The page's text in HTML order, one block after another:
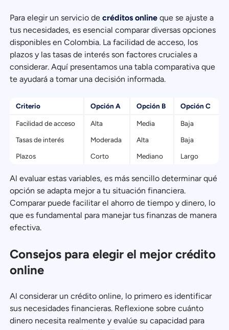
Para elegir un servicio decréditos online que se ajuste a
tus necesidades, es esencial comparar diversas opciones
disponibles en Colombia. La facilidad de acceso, los
plazos y las tasas de interés son factores cruciales a
considerar. Aquí presentamos una tabla comparativa que
te ayudará a tomar una decisión informada.
Criterio Opción A Opción B Opción C
Facilidad de acceso Alta Media
Baja
Tasas de interés
Moderada Alta
Baja
Plazos
Corto Mediano Largo
Al evaluar estas variables, es más sencillo determinar qué
opción se adapta mejor a tu situación financiera.
Comparar puede facilitar el ahorro de tiempo y dinero, lo
que es fundamental para manejar tus finanzas de manera
efectiva.
Consejos para elegir el mejor crédito
online
Al considerar un crédito online, lo primero es identificar
sus necesidades financieras. Reflexione sobre cuánto
dinero necesita realmente y evalúe su capacidad para